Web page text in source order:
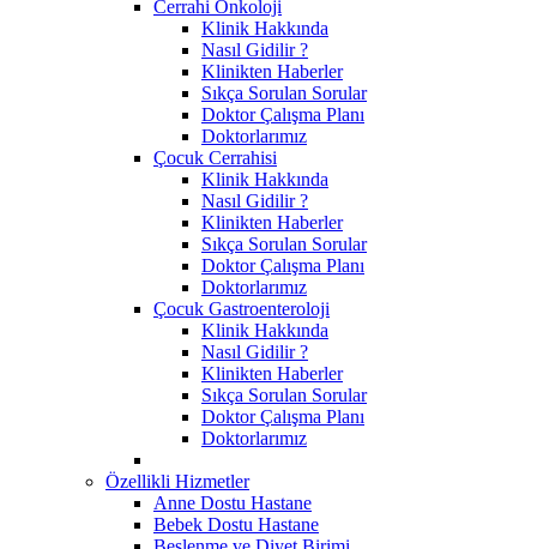
Cerrahi Onkoloji
Klinik Hakkında
Nasıl Gidilir ?
Klinikten Haberler
Sıkça Sorulan Sorular
Doktor Çalışma Planı
Doktorlarımız
Çocuk Cerrahisi
Klinik Hakkında
Nasıl Gidilir ?
Klinikten Haberler
Sıkça Sorulan Sorular
Doktor Çalışma Planı
Doktorlarımız
Çocuk Gastroenteroloji
Klinik Hakkında
Nasıl Gidilir ?
Klinikten Haberler
Sıkça Sorulan Sorular
Doktor Çalışma Planı
Doktorlarımız
Özellikli Hizmetler
Anne Dostu Hastane
Bebek Dostu Hastane